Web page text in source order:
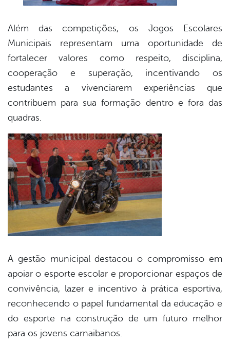
Além das competições, os Jogos Escolares
Municipais representam uma oportunidade de
fortalecer valores como respeito, disciplina,
cooperação e superação, incentivando os
estudantes a vivenciarem experiências que
contribuem para sua formação dentro e fora das
quadras.
A gestão municipal destacou o compromisso em
apoiar o esporte escolar e proporcionar espaços de
convivência, lazer e incentivo à prática esportiva,
reconhecendo o papel fundamental da educação e
do esporte na construção de um futuro melhor
para os jovens carnaibanos.